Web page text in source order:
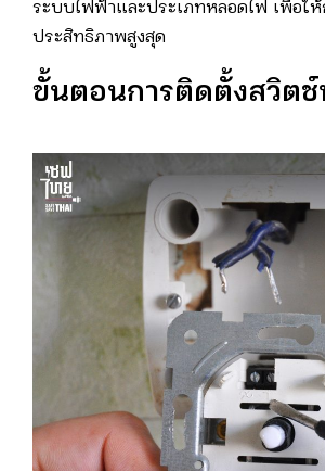
ระบบไฟฟ้าและประเภทหลอดไฟ เพื่อให้
ประสิทธิภาพสูงสุด
ขั้นตอนการติดตั้งสวิตช์